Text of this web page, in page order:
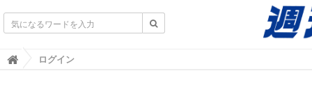
不動産業界専門紙｜週刊住宅タイムズ｜不動産情報
ログイン